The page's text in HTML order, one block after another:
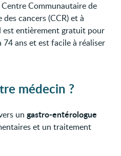
Communautaire de
cancers (CCR) et à
est entièrement gratuit pour
74 ans et est facile à réaliser
médecin ?
ungastro-entérologue
et un traitement